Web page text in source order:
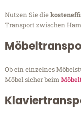
Nutzen Sie die
Transport zwischen
Ob ein einzelnes
Möbel sicher beim